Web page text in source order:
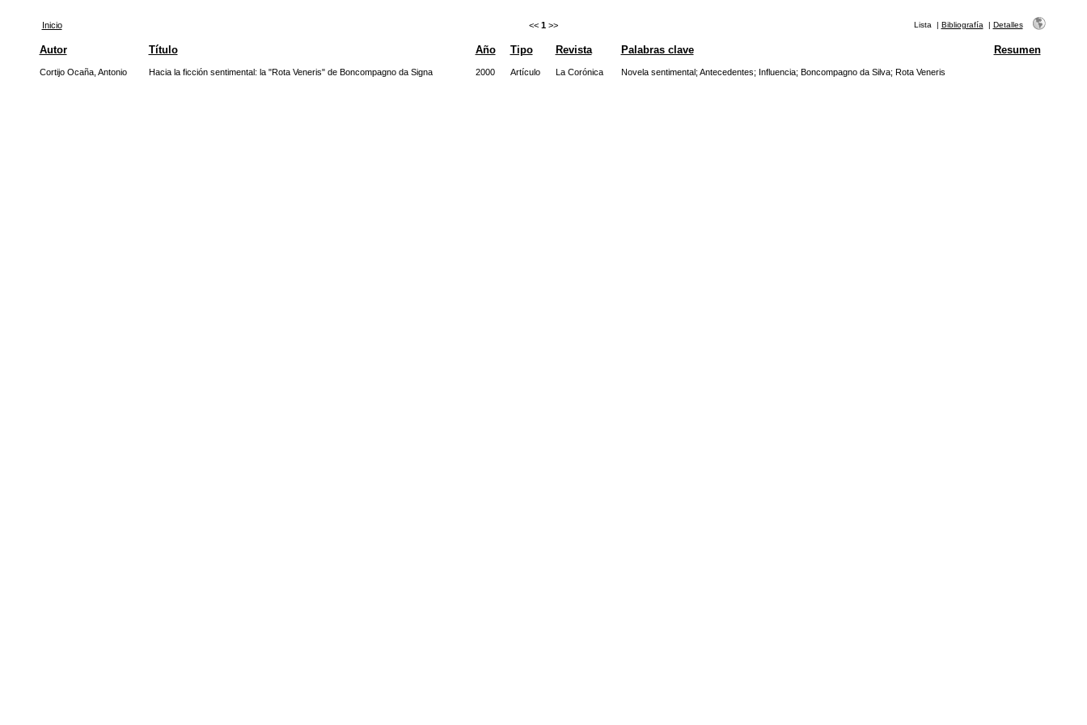
Inicio << 1 >> Lista | Bibliografía | Detalles
Autor Título Año Tipo Revista Palabras clave Resumen
Cortijo Ocaña, Antonio Hacia la ficción sentimental: la "Rota Veneris" de Boncompagno da Signa 2000 Artículo La Corónica Novela sentimental; Antecedentes; Influencia; Boncompagno da Silva; Rota Veneris